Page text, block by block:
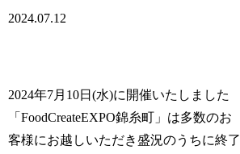
2024.07.12
2024年7月10日(水)に開催いたしました
「FoodCreateEXPO錦糸町」は多数のお
客様にお越しいただき盛況のうちに終了